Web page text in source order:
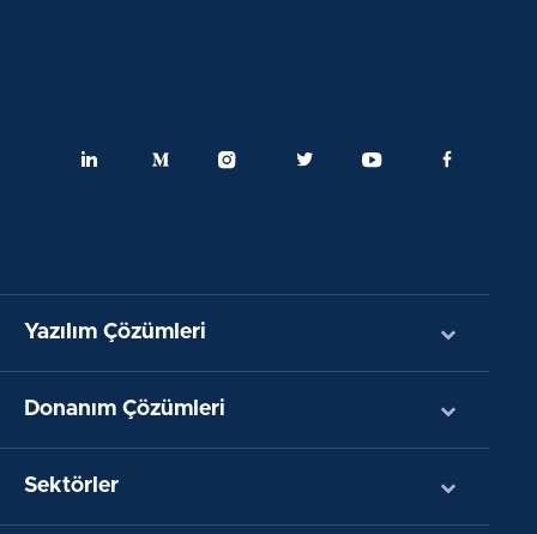
Yazılım Çözümleri
Donanım Çözümleri
Sektörler